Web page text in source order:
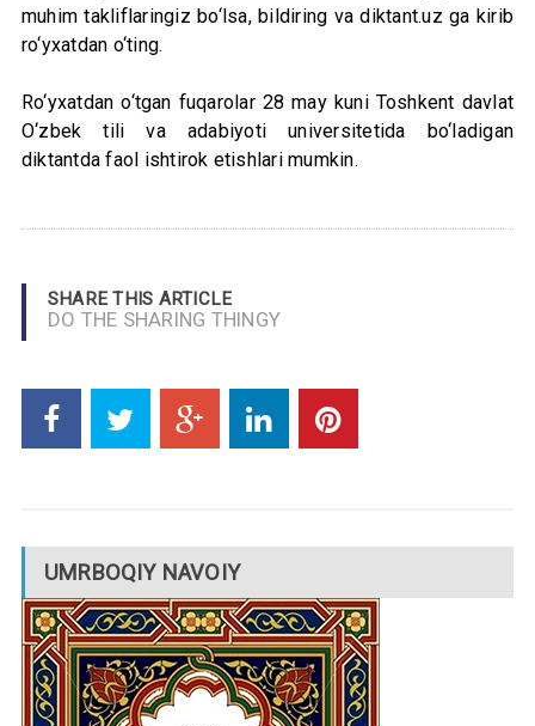
muhim takliflaringiz bo‘lsa, bildiring va diktant.uz ga kirib
ro‘yxatdan o‘ting.
Ro‘yxatdan o‘tgan fuqarolar 28 may kuni Toshkent davlat
O‘zbek tili va adabiyoti universitetida bo‘ladigan
diktantda faol ishtirok etishlari mumkin.
SHARE THIS ARTICLE
DO THE SHARING THINGY
UMRBOQIY NAVOIY